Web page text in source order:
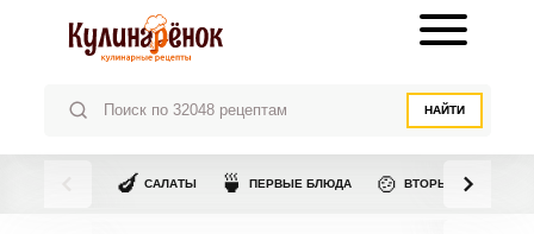
НАЙТИ
🍆 САЛАТЫ 🍵 ПЕРВЫЕ БЛЮДА 🍲 ВТОРЫЕ БЛЮДА